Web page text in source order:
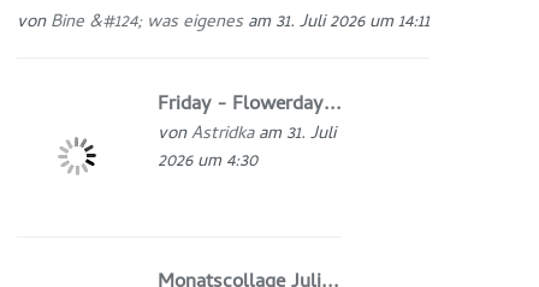
vonBine &#124; was eigenesam 31. Juli 2026 um 14:11
Friday - Flowerday...
vonAstridkaam 31. Juli
2026 um 4:30